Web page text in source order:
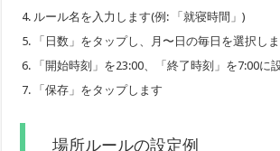
ルール名を入力します(例: 「就寝時間」)
「日数」をタップし、月〜日の毎日を選択し
「開始時刻」を23:00、「終了時刻」を7:00に
「保存」をタップします
場所ルールの設定例